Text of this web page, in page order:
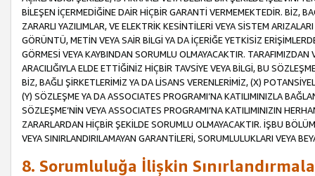
BİLEŞEN İÇERMEDİĞİNE DAİR HİÇBİR GARANTİ VERMEMEKTEDİR. BİZ,
ZARARLI YAZILIMLAR, VE ELEKTRİK KESİNTİLERİ VEYA SİSTEM
GÖRÜNTÜ, METİN VEYA SAİR BİLGİ YA DA İÇERİĞE YETKİSİZ
GÖRMESİ VEYA KAYBINDAN SORUMLU OLMAYACAKTIR.
ARACILIĞIYLA ELDE ETTİĞİNİZ HİÇBİR TAVSİYE VEYA BİLGİ, BU
BİZ, BAĞLI ŞİRKETLERİMİZ YA DA LİSANS VERENLERİMİZ, (X)
(Y) SÖZLEŞME YA DA ASSOCIATES PROGRAMI’NA KATILIMINIZLA
SÖZLEŞME’NİN VEYA ASSOCIATES PROGRAMI’NA KATILIMINIZIN
ZARARLARDAN HİÇBİR ŞEKİLDE SORUMLU OLMAYACAKTIR. İŞBU
VEYA SINIRLANDIRILAMAYAN GARANTİLERİ, SORUMLULUKLARI VEYA
8. Sorumluluğa İlişkin